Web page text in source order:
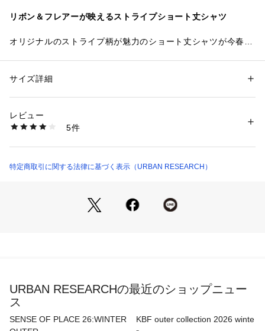
リボン＆フレアーが映えるストライプショート丈シャツ
オリジナルのストライプ柄が魅力のショート丈シャツが今春も
りました。
ショート丈のデザインはハイウエストのボトムスと好相性で、
スタイルアップ効果も期待できます。
リボンを結んでフェミニンに、軽く結んでカジュアルにも着こ
【2026 Spring/Summer】【26SS】
承ください。
※商品の色味の目安は、商品単体の画像をご参照ください。
▼お気に入り登録のおすすめ▼
性別：レディース
素材：綿85% ナイロン15%
洗濯：-
※詳しい洗濯方法については、商品の品質表示タグをご覧ください
DR26130-2030605 （ショップ）
サイズ詳細
レビュー
5件
特定商取引に関する法律に基づく表示（URBAN RESEARCH）
URBAN RESEARCHの最近のショップニュー
ス
SENSE OF PLACE 26:WINTER
KBF outer collection 2026 winte